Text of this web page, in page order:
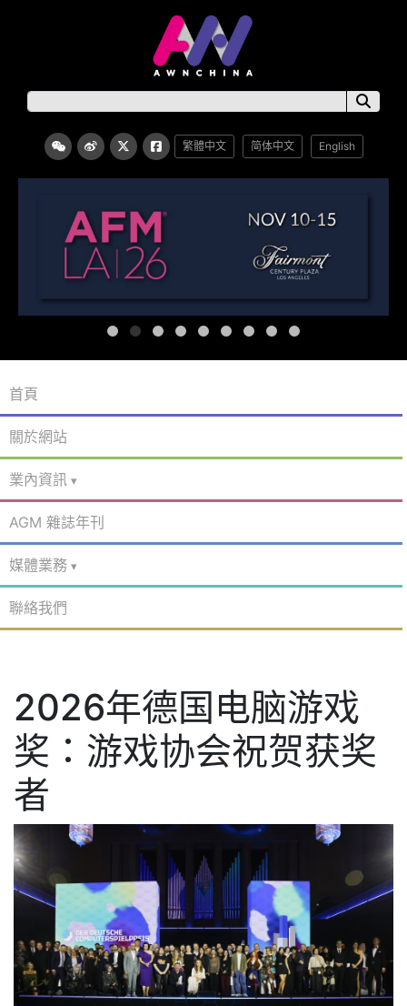
繁體中文 简体中文 English
首頁
關於網站
業內資訊
AGM 雜誌年刊
媒體業務
聯絡我們
2026年德国电脑游戏
奖：游戏协会祝贺获奖
者